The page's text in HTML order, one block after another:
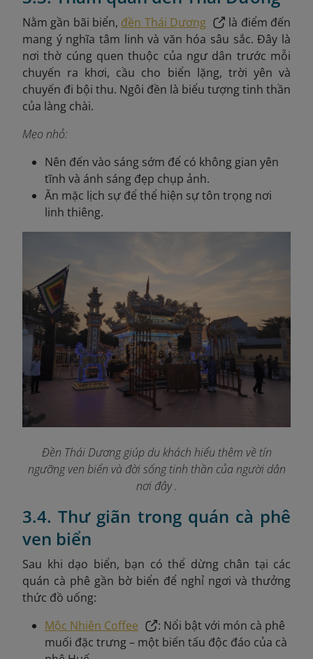
Nằm gần bãi biển, đền Thái Dương
là điểm đến
mang ý nghĩa tâm linh và văn hóa sâu sắc. Đây là
nơi thờ cúng quen thuộc của ngư dân trước mỗi
chuyến ra khơi, cầu cho biển lặng, trời yên và
chuyến đi bội thu. Ngôi đền là biểu tượng tinh thần
của làng chài.
Mẹo nhỏ:
Nên đến vào sáng sớm để có không gian yên
tĩnh và ánh sáng đẹp chụp ảnh.
Ăn mặc lịch sự để thể hiện sự tôn trọng nơi
linh thiêng.
Đền Thái Dương giúp du khách hiểu thêm về tín
ngưỡng ven biển và đời sống tinh thần của người dân
nơi đây .
3.4. Thư giãn trong quán cà phê
ven biển
Sau khi dạo biển, bạn có thể dừng chân tại các
quán cà phê gần bờ biển để nghỉ ngơi và thưởng
thức đồ uống:
Mộc Nhiên Coffee
: Nổi bật với món cà phê
muối đặc trưng – một biến tấu độc đáo của cà